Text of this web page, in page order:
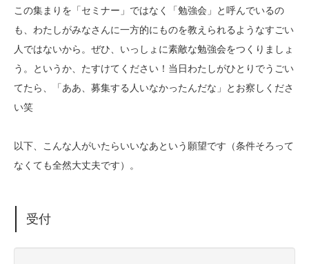
この集まりを「セミナー」ではなく「勉強会」と呼んでいるの
も、わたしがみなさんに一方的にものを教えられるようなすごい
人ではないから。ぜひ、いっしょに素敵な勉強会をつくりましょ
う。というか、たすけてください！当日わたしがひとりでうごい
てたら、「ああ、募集する人いなかったんだな」とお察しくださ
い笑
以下、こんな人がいたらいいなあという願望です（条件そろって
なくても全然大丈夫です）。
受付